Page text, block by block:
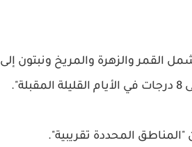
القمر والزهرة والمريخ ونبتون إلى
"المناطق المحددة تقريبية".